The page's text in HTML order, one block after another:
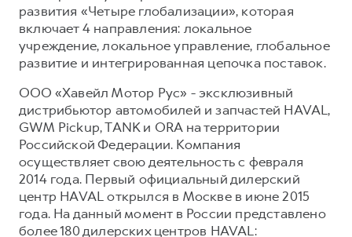
развития «Четыре глобализации», которая
включает 4 направления: локальное
учреждение, локальное управление, глобальное
развитие и интегрированная цепочка поставок.
ООО «Хавейл Мотор Рус» - эксклюзивный
дистрибьютор автомобилей и запчастей HAVAL,
GWM Pickup, TANK и ORA на территории
Российской Федерации. Компания
осуществляет свою деятельность с февраля
2014 года. Первый официальный дилерский
центр HAVAL открылся в Москве в июне 2015
года. На данный момент в России представлено
более 180 дилерских центров HAVAL: